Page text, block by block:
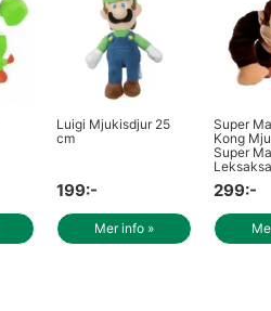
Luigi Mjukisdjur 25
cm
199:-
Mer info »
Super
Kong
Super
299:-